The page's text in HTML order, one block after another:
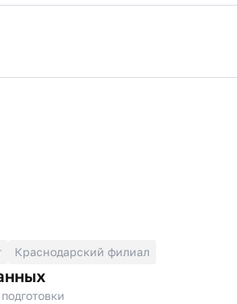
Краснодарский филиал